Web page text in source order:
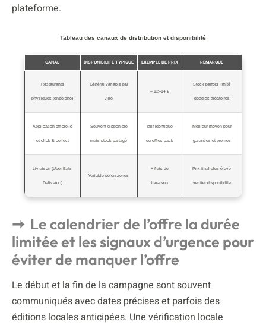
plateforme.
Tableau des canaux de distribution et disponibilité
CANAL DISPONIBILITÉ TYPIQUE EXEMPLE DE PRIX REMARQUE
Restaurants
physiques (enseigne)
Général variable par
ville
≈ 12–14 €
Stock parfois limité
goodies aléatoires
Application officielle
et click & collect
Souvent disponible
mais stock partagé
Tarif identique
ou offres pack
Meilleur moyen pour
garanties et promos
Livraison (Uber Eats
Deliveroo)
Variable selon zones
+ frais de
livraison
Prix final plus élevé
vérifier disponibilité
Le calendrier de l’offre la durée
limitée et les signaux d’urgence pour
éviter de manquer l’offre
Le début et la fin de la campagne sont souvent
communiqués avec dates précises et parfois des
éditions locales anticipées. Une vérification locale